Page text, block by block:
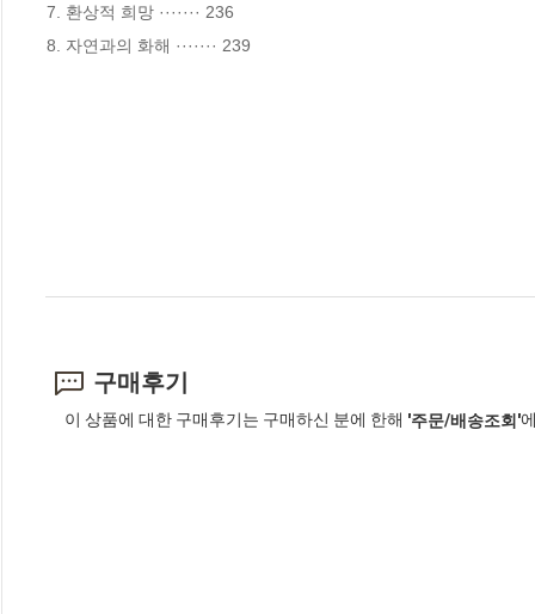
7. 환상적 희망 ······· 236
8. 자연과의 화해 ······· 239
구매후기
이 상품에 대한 구매후기는 구매하신 분에 한해 '주문/배송조회'